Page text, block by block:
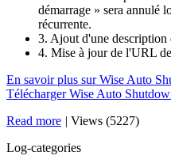
démarrage » sera annulé
récurrente.
3. Ajout d'une description
4. Mise à jour de l'URL
En savoir plus sur Wise Auto
Télécharger Wise Auto
Read more | Views (5227)
Log-categories